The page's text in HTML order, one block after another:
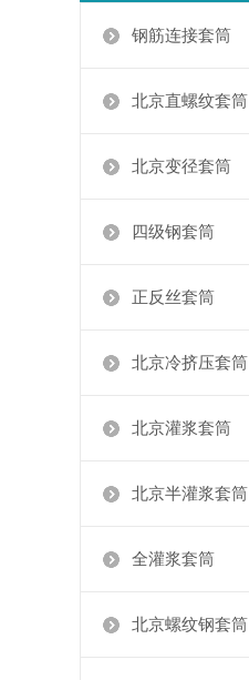
钢筋连接套筒
北京直螺纹套筒
北京变径套筒
四级钢套筒
正反丝套筒
北京冷挤压套筒
北京灌浆套筒
北京半灌浆套筒
全灌浆套筒
北京螺纹钢套筒